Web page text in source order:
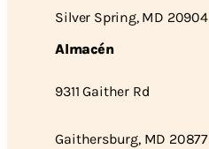
Silver Spring, MD 20904
Almacén
9311 Gaither Rd
Gaithersburg, MD 20877